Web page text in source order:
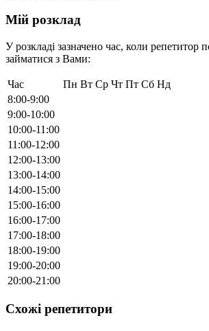
Мій розклад
У розкладі зазначено час, коли репетитор
займатися з Вами:
Час Пн Вт Ср Чт Пт Сб Нд
8:00-9:00
9:00-10:00
10:00-11:00
11:00-12:00
12:00-13:00
13:00-14:00
14:00-15:00
15:00-16:00
16:00-17:00
17:00-18:00
18:00-19:00
19:00-20:00
20:00-21:00
Схожі репетитори